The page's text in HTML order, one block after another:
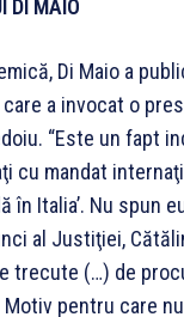
DI MAIO
Di Maio a
care a invocat o
“Este un fapt
cu mandat
în Italia’. Nu spun
al Justiţiei,
trecute (…) de
pentru care